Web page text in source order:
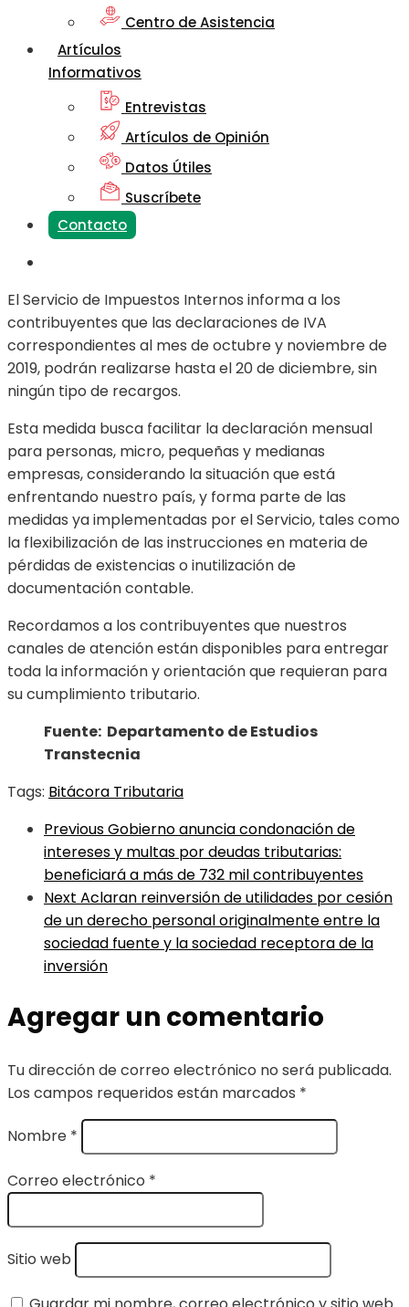
Centro de Asistencia
Artículos
Informativos
Entrevistas
Artículos de Opinión
Datos Útiles
Suscríbete
Contacto
El Servicio de Impuestos Internos informa a los
contribuyentes que las declaraciones de IVA
correspondientes al mes de octubre y noviembre de
2019, podrán realizarse hasta el 20 de diciembre, sin
ningún tipo de recargos.
Esta medida busca facilitar la declaración mensual
para personas, micro, pequeñas y medianas
empresas, considerando la situación que está
enfrentando nuestro país, y forma parte de las
medidas ya implementadas por el Servicio, tales como
la flexibilización de las instrucciones en materia de
pérdidas de existencias o inutilización de
documentación contable.
Recordamos a los contribuyentes que nuestros
canales de atención están disponibles para entregar
toda la información y orientación que requieran para
su cumplimiento tributario.
Fuente: Departamento de Estudios
Transtecnia
Tags: Bitácora Tributaria
PreviousGobierno anuncia condonación de
intereses y multas por deudas tributarias:
beneficiará a más de 732 mil contribuyentes
Next Aclaran reinversión de utilidades por cesión
de un derecho personal originalmente entre la
sociedad fuente y la sociedad receptora de la
inversión
Agregar un comentario
Tu dirección de correo electrónico no será publicada.
Los campos requeridos están marcados *
Nombre *
Correo electrónico *
Sitio web